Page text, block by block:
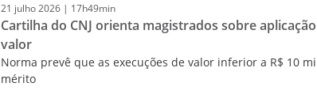
21 julho2026 | 17h49min
Cartilha do CNJ orienta magistrados sobre
valor
Norma prevê que as execuções de valor inferior a R$ 10
mérito